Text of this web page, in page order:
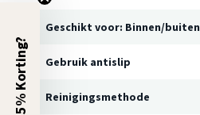
Geschikt voor: Binnen/buiten
Gebruik antislip
Reinigingsmethode
5% Korting?